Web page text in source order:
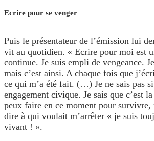
Ecrire pour se venger
Puis le présentateur de l’émission lui
vit au quotidien. « Ecrire pour moi est
continue. Je suis empli de vengeance.
mais c’est ainsi. A chaque fois que
ce qui m’a été fait. (…) Je ne sais pas si
engagement civique. Je sais que c’est
peux faire en ce moment pour survivre,
dire à qui voulait m’arrêter « je suis
vivant ! ».